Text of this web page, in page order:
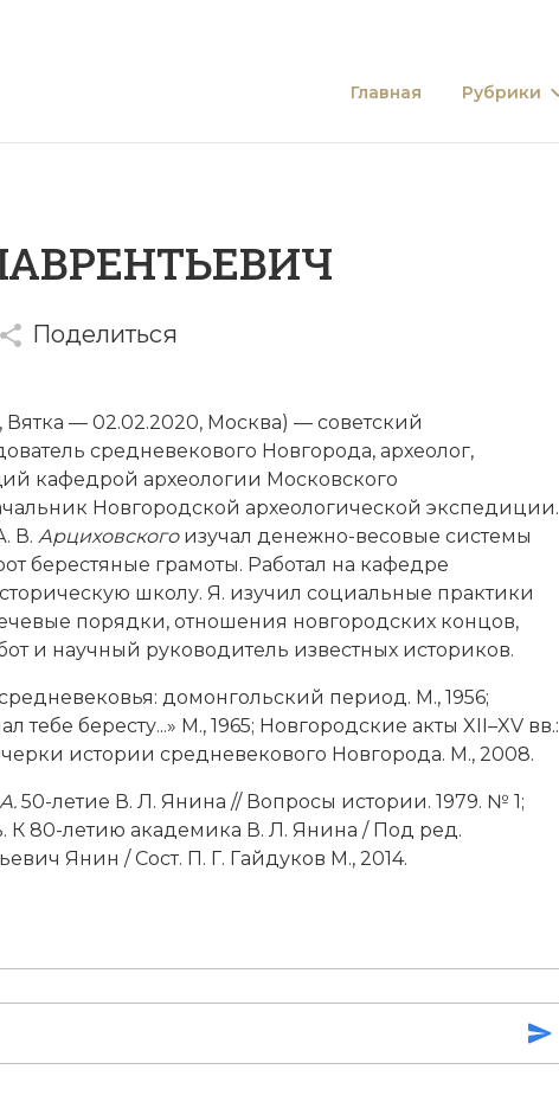
Главная Рубрики
Поделиться
Вятка — 02.02.2020, Москва) — советский
средневекового Новгорода, археолог,
кафедрой археологии Московского
Новгородской археологической экспедиции.
В. Арциховскогоизучал денежно-весовые системы
берестяные грамоты. Работал на кафедре
школу. Я. изучил социальные практики
порядки, отношения новгородских концов,
и научный руководитель известных историков.
домонгольский период. М., 1956;
бересту...» М., 1965; Новгородские акты XII–XV вв.:
истории средневекового Новгорода. М., 2008.
50-летие В. Л. Янина // Вопросы истории. 1979. № 1;
80-летию академика В. Л. Янина / Под ред.
Янин / Сост. П. Г. Гайдуков М., 2014.